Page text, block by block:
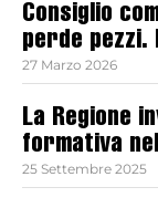
Consiglio
perde pezzi.
27 Marzo 2026
La Regione
formativa
25 Settembre 2025